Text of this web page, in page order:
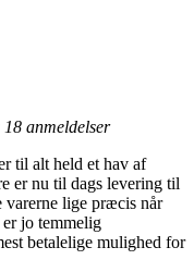
18 anmeldelser
til alt held et hav af
er nu til dags levering til
varerne lige præcis når
jo temmelig
betalelige mulighed for